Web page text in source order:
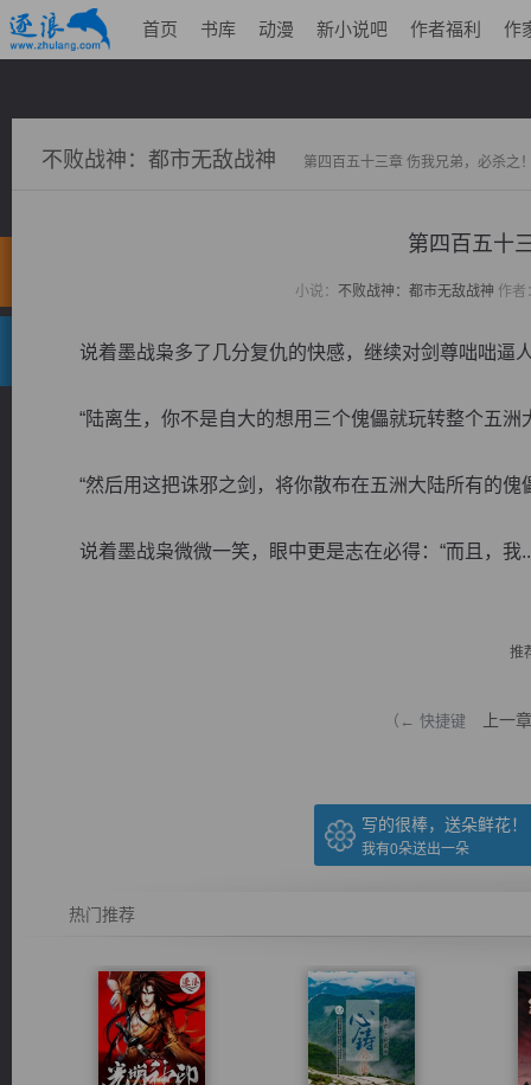
首页 书库 动漫 新小说吧 作者福利 作
不败战神：都市无敌战神 第四百五十三章 伤我兄弟，必杀之
第四百五十
小说： 不败战神：都市无敌战神 作者
说着墨战枭多了几分复仇的快感，继续对剑尊咄咄逼
“陆离生，你不是自大的想用三个傀儡就玩转整个五洲
“然后用这把诛邪之剑，将你散布在五洲大陆所有的傀
说着墨战枭微微一笑，眼中更是志在必得：“而且，我
推
（← 快捷键 上一章
写的很棒，送朵鲜花！
我有0朵送出一朵
热门推荐